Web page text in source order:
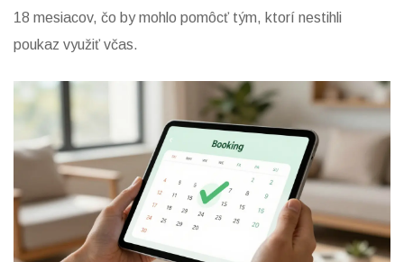
18 mesiacov, čo by mohlo pomôcť tým, ktorí nestihli
poukaz využiť včas.